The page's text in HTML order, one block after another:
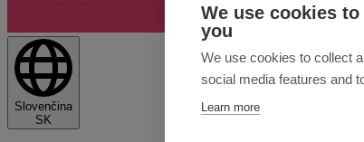
Slovenčina
SK
We use cookies
you
We use cookies to collect
social media features and
Learn more